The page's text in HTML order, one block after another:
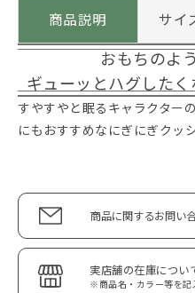
商品説明 サイ
おもちのよ
ギューッとハグした
すやすやと眠るキャラクター
にもおすすめなにぎにぎクッ
商品に関するお問い
実店舗の在庫につい
※商品名・カラー等を記